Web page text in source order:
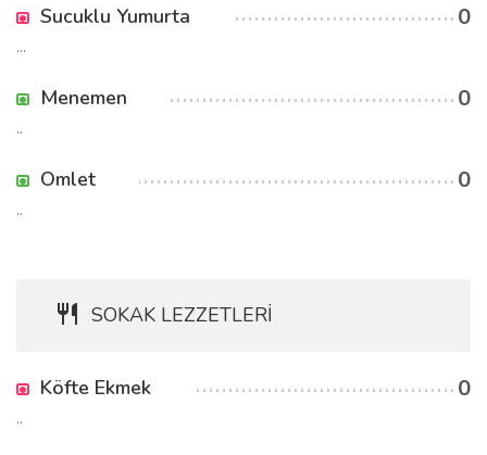
Sucuklu Yumurta 0
...
Menemen 0
..
Omlet 0
..
SOKAK LEZZETLERİ
Köfte Ekmek 0
..